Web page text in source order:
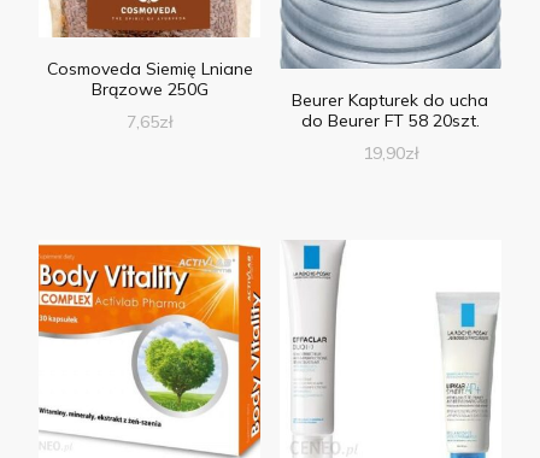
Cosmoveda Siemię Lniane
Brązowe 250G
7,65zł
Beurer Kapturek do ucha
do Beurer FT 58 20szt.
19,90zł